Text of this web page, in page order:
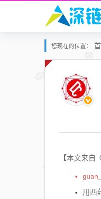
您现在的位置：
【本文来自
用西